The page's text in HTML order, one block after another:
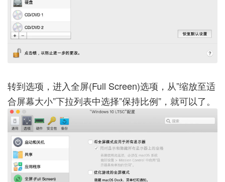
转到选项，进入全屏(Full Screen)选项，从”缩放至适
合屏幕大小”下拉列表中选择”保持比例”，就可以了。